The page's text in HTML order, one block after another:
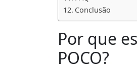
Conclusão
Por que
POCO?